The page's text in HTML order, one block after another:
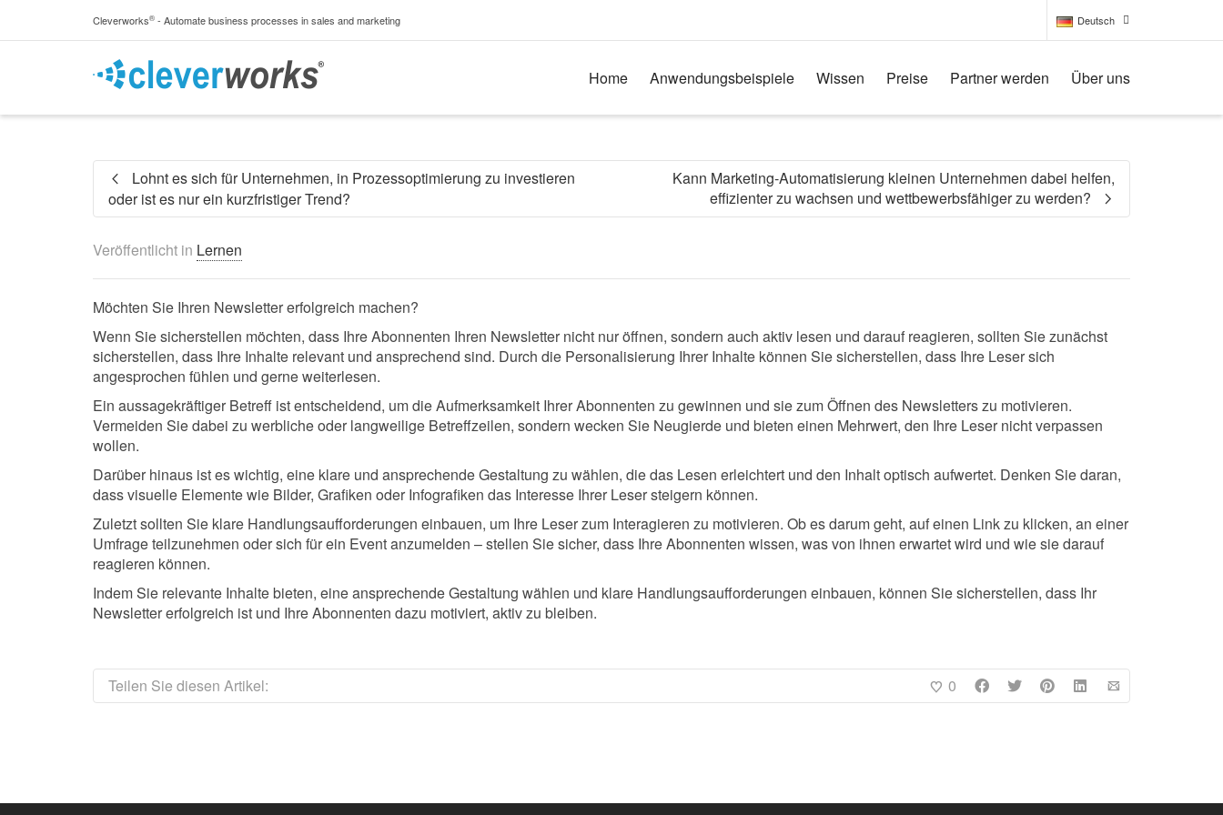
Cleverworks® - Automate business processes in sales and marketing Deutsch
Home Anwendungsbeispiele Wissen Preise Partner werden Über uns
Lohnt es sich für Unternehmen, in Prozessoptimierung zu investieren
oder ist es nur ein kurzfristiger Trend?
Kann Marketing-Automatisierung kleinen Unternehmen dabei helfen,
effizienter zu wachsen und wettbewerbsfähiger zu werden?
Veröffentlicht in Lernen
Möchten Sie Ihren Newsletter erfolgreich machen?
Wenn Sie sicherstellen möchten, dass Ihre Abonnenten Ihren Newsletter nicht nur öffnen, sondern auch aktiv lesen und darauf reagieren, sollten Sie zunächst
sicherstellen, dass Ihre Inhalte relevant und ansprechend sind. Durch die Personalisierung Ihrer Inhalte können Sie sicherstellen, dass Ihre Leser sich
angesprochen fühlen und gerne weiterlesen.
Ein aussagekräftiger Betreff ist entscheidend, um die Aufmerksamkeit Ihrer Abonnenten zu gewinnen und sie zum Öffnen des Newsletters zu motivieren.
Vermeiden Sie dabei zu werbliche oder langweilige Betreffzeilen, sondern wecken Sie Neugierde und bieten einen Mehrwert, den Ihre Leser nicht verpassen
wollen.
Darüber hinaus ist es wichtig, eine klare und ansprechende Gestaltung zu wählen, die das Lesen erleichtert und den Inhalt optisch aufwertet. Denken Sie daran,
dass visuelle Elemente wie Bilder, Grafiken oder Infografiken das Interesse Ihrer Leser steigern können.
Zuletzt sollten Sie klare Handlungsaufforderungen einbauen, um Ihre Leser zum Interagieren zu motivieren. Ob es darum geht, auf einen Link zu klicken, an einer
Umfrage teilzunehmen oder sich für ein Event anzumelden – stellen Sie sicher, dass Ihre Abonnenten wissen, was von ihnen erwartet wird und wie sie darauf
reagieren können.
Indem Sie relevante Inhalte bieten, eine ansprechende Gestaltung wählen und klare Handlungsaufforderungen einbauen, können Sie sicherstellen, dass Ihr
Newsletter erfolgreich ist und Ihre Abonnenten dazu motiviert, aktiv zu bleiben.
Teilen Sie diesen Artikel: 0